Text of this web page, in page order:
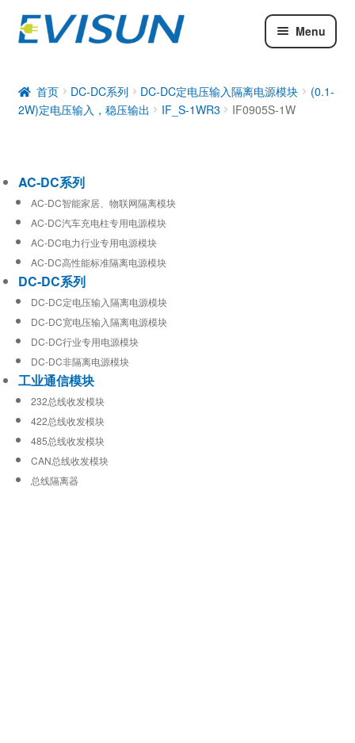
Menu
DC-DC系列
工业通信模块
首页 DC-DC系列 DC-DC定电压输入隔离电源模块
(0.1-
2W)定电压输入，稳压输出
IF_S-1WR3 IF0905S-1W
AC-DC系列
AC-DC智能家居、物联网隔离模块
AC-DC汽车充电柱专用电源模块
AC-DC电力行业专用电源模块
AC-DC高性能标准隔离电源模块
DC-DC系列
DC-DC定电压输入隔离电源模块
DC-DC宽电压输入隔离电源模块
DC-DC行业专用电源模块
DC-DC非隔离电源模块
工业通信模块
232总线收发模块
422总线收发模块
485总线收发模块
CAN总线收发模块
总线隔离器